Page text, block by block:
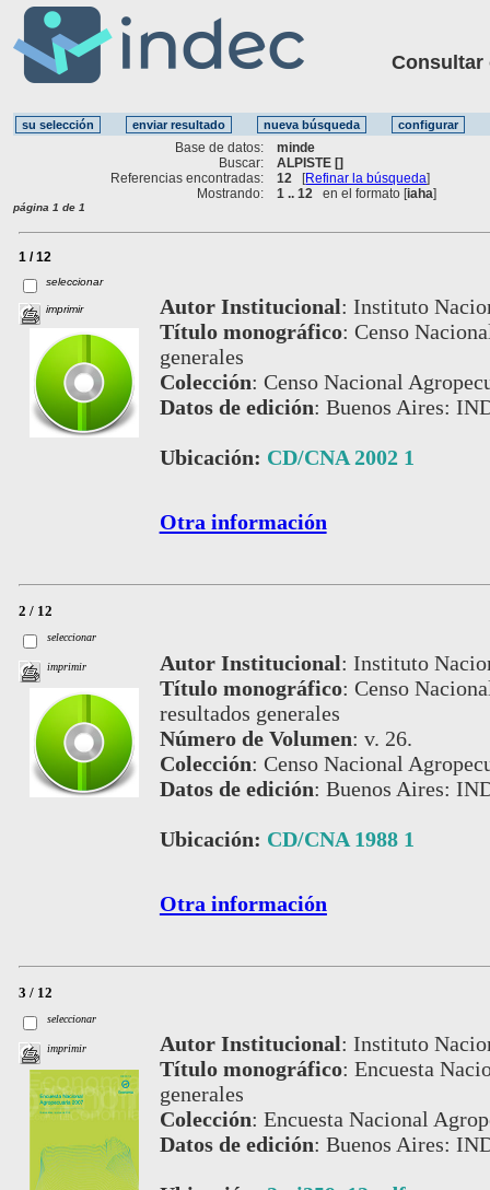
Consultar
Base de datos:
minde
Buscar:
ALPISTE []
Referencias encontradas:
12 [Refinar la búsqueda]
Mostrando:
1 .. 12 en el formato [iaha]
página 1 de 1
1 / 12
seleccionar
imprimir Autor Institucional: Instituto
Título monográfico: Censo
generales
Colección: Censo Nacional
Datos de edición: Buenos Aires:
Ubicación: CD/CNA 2002 1
Otra información
2 / 12
seleccionar
imprimir Autor Institucional: Instituto
Título monográfico: Censo
resultados generales
Número de Volumen: v. 26.
Colección: Censo Nacional
Datos de edición: Buenos Aires:
Ubicación: CD/CNA 1988 1
Otra información
3 / 12
seleccionar
imprimir Autor Institucional: Instituto
Título monográfico: Encuesta
generales
Colección: Encuesta Nacional
Datos de edición: Buenos Aires: